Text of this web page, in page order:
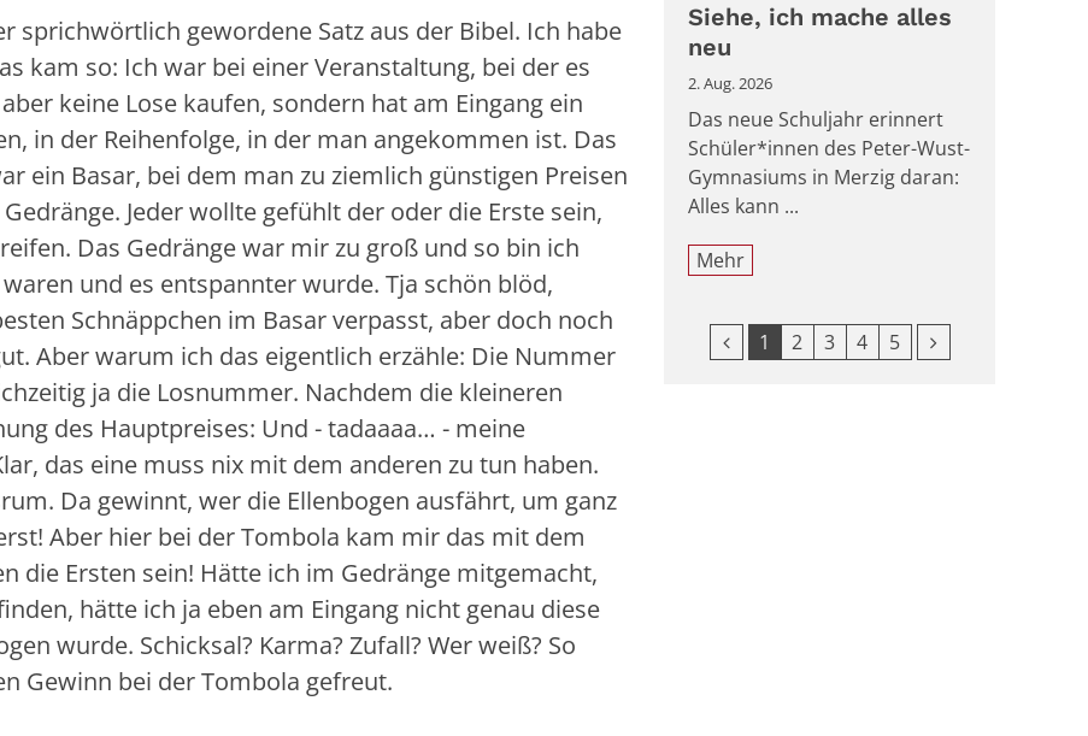
sprichwörtlich gewordene Satz aus der Bibel. Ich habe
kam so: Ich war bei einer Veranstaltung, bei der es
keine Lose kaufen, sondern hat am Eingang ein
in der Reihenfolge, in der man angekommen ist. Das
ein Basar, bei dem man zu ziemlich günstigen Preisen
Jeder wollte gefühlt der oder die Erste sein,
Das Gedränge war mir zu groß und so bin ich
und es entspannter wurde. Tja schön blöd,
Schnäppchen im Basar verpasst, aber doch noch
Aber warum ich das eigentlich erzähle: Die Nummer
ja die Losnummer. Nachdem die kleineren
des Hauptpreises: Und - tadaaaa… - meine
das eine muss nix mit dem anderen zu tun haben.
Da gewinnt, wer die Ellenbogen ausfährt, um ganz
Aber hier bei der Tombola kam mir das mit dem
die Ersten sein! Hätte ich im Gedränge mitgemacht,
hätte ich ja eben am Eingang nicht genau diese
wurde. Schicksal? Karma? Zufall? Wer weiß? So
Gewinn bei der Tombola gefreut.
Siehe, ich mache alles
neu
2. Aug. 2026
Das neue Schuljahr erinnert
Schüler*innen des Peter-Wust-
Gymnasiums in Merzig daran:
Alles kann ...
Mehr
Vorherige Seite
1 2 3 4 5 Nächste Seite